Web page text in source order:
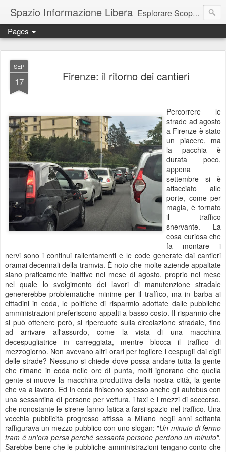
Spazio Informazione Libera Esplorare Scoprire Creare
Escursioni, viaggi, arte, tecnologia, attualità
Pages
SEP
17 Firenze: il ritorno dei cantieri
Percorrere le
strade ad agosto
a Firenze è stato
un piacere, ma
la pacchia è
durata poco,
appena
settembre si è
affacciato alle
porte, come per
magia, è tornato
il traffico
snervante. La
cosa curiosa che
fa montare i
nervi sono i continui rallentamenti e le code generate dai cantieri
oramai decennali della tramvia. È noto che molte aziende appaltate
siano praticamente inattive nel mese di agosto, proprio nel mese
nel quale lo svolgimento dei lavori di manutenzione stradale
genererebbe problematiche minime per il traffico, ma in barba ai
cittadini in coda, le politiche di risparmio adottate dalle pubbliche
amministrazioni preferiscono appalti a basso costo. Il risparmio che
si può ottenere però, si ripercuote sulla circolazione stradale, fino
ad arrivare all'assurdo, come la vista di una macchina
decespugliatrice in carreggiata, mentre blocca il traffico di
mezzogiorno. Non avevano altri orari per togliere i cespugli dai cigli
delle strade? Nessuno si chiede dove possa andare tutta la gente
che rimane in coda nelle ore di punta, molti ignorano che quella
gente si muove la macchina produttiva della nostra città, la gente
che va a lavoro. Ed in coda finiscono spesso anche gli autobus con
una sessantina di persone per vettura, i taxi e i mezzi di soccorso,
che nonostante le sirene fanno fatica a farsi spazio nel traffico. Una
vecchia pubblicità progresso affissa a Milano negli anni settanta
raffigurava un mezzo pubblico con uno slogan: "Un minuto di fermo
tram é un'ora persa perché sessanta persone perdono un minuto".
Sarebbe bene che le pubbliche amministrazioni tengano conto che